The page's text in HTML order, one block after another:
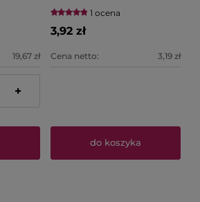
19,67 zł
+
– 32MM 3M 50079
1 ocena
3,92 zł
Cena netto: 3,19 zł
do koszyka